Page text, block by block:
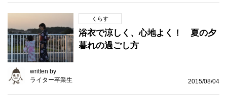
くらす
浴衣で涼しく、心地よく！ 夏の夕
暮れの過ごし方
written by
ライター卒業生
2015/08/04